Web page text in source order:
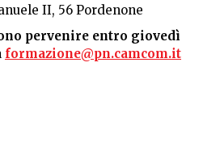
II, 56 Pordenone
pervenire entro giovedì
formazione@pn.camcom.it